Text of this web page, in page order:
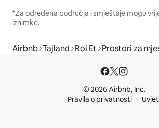
*Za određena područja i smještaje mogu
iznimke.
Airbnb Tajland Roi Et Prostori za
© 2026 Airbnb, Inc.
Pravila o privatnosti